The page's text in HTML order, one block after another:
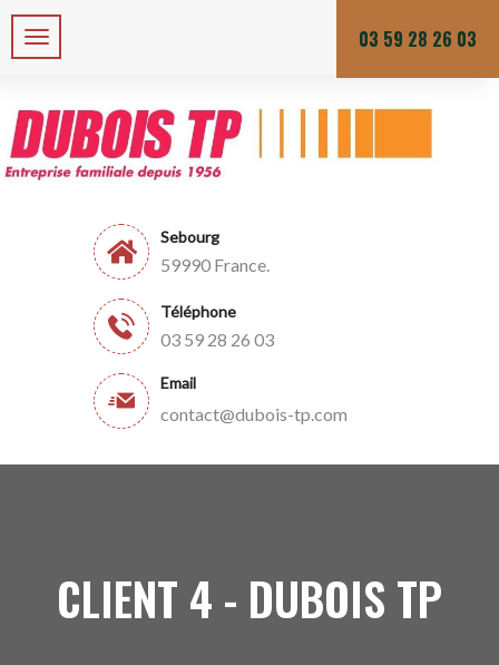
Zone de chalandises ou d’intervention : 25 KM Du lundi au vendredi
Sebourg
59990 France.
Téléphone
03 59 28 26 03
Email
contact@dubois-tp.com
03 59 28 26 03
CLIENT 4 - DUBOIS TP